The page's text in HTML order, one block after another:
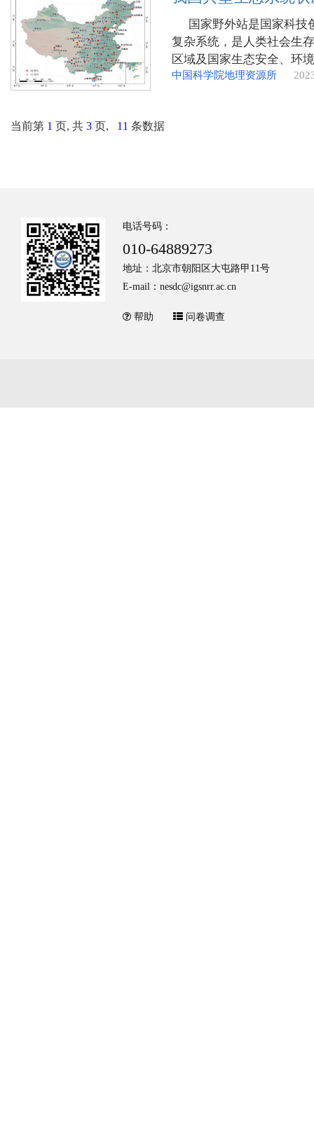
国家野外站是国家科技
复杂系统，是人类社会生
区域及国家生态安全、环
我国生态系统状态的时空变化，揭示其演变规律的基础性工作。
中国科学院地理资源所
当前第 1 页, 共 3 页, 11 条数据
电话号码：
010-64889273
地址：北京市朝阳区大屯路甲11号
E-mail：nesdc@igsnrr.ac.cn
帮助 问卷调查